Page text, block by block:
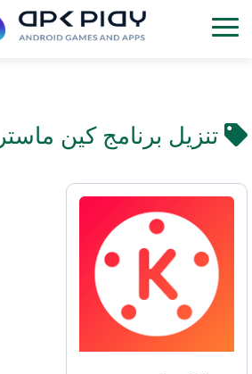
تنزيل برنامج كين